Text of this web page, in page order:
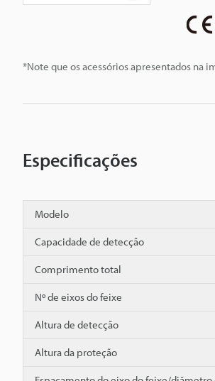
*Note que os acessórios apresentados na
Especificações
Modelo
Capacidade de detecção
Comprimento total
Nº de eixos do feixe
Altura de detecção
Altura da proteção